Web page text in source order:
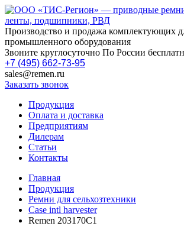
Производство и продажа комплектующих
промышленного оборудования
Звоните круглосуточно По России
+7 (495) 662-73-95
sales@remen.ru
Заказать звонок
Продукция
Оплата и доставка
Предприятиям
Дилерам
Статьи
Контакты
Главная
Продукция
Ремни для сельхозтехники
Case intl harvester
Remen 203170C1